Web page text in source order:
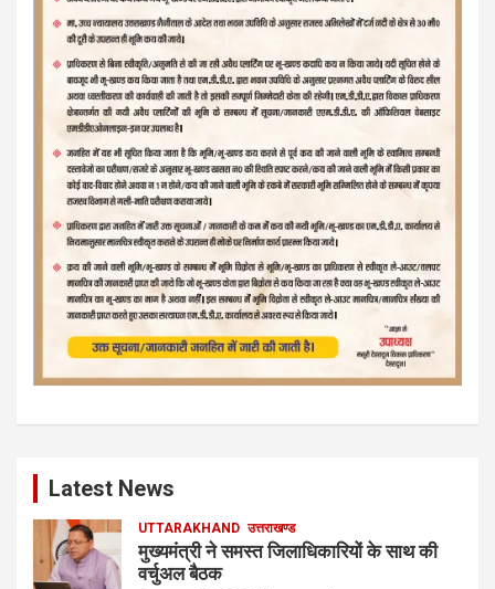
Latest News
UTTARAKHAND उत्तराखण्ड
मुख्यमंत्री ने समस्त जिलाधिकारियों के साथ की
वर्चुअल बैठक